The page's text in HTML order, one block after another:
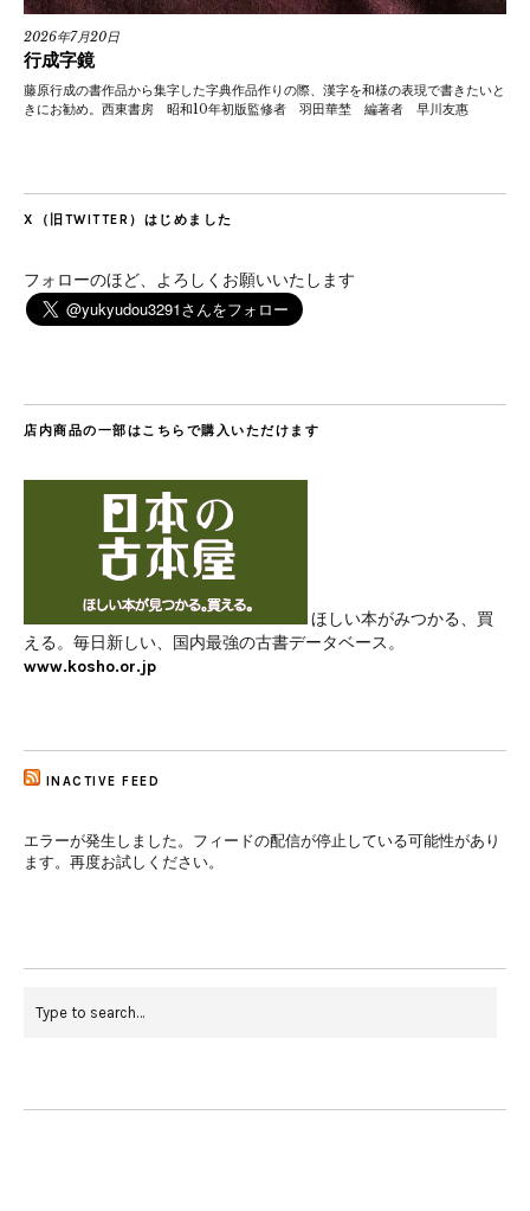
2026年7月20日
行成字鏡
藤原行成の書作品から集字した字典作品作りの際、漢字を和様の表現で書きたいと
きにお勧め。西東書房 昭和10年初版監修者 羽田華埜 編著者 早川友惠
X（旧TWITTER）はじめました
フォローのほど、よろしくお願いいたします
店内商品の一部はこちらで購入いただけます
ほしい本がみつかる、買
える。毎日新しい、国内最強の古書データベース。
www.kosho.or.jp
INACTIVE FEED
エラーが発生しました。フィードの配信が停止している可能性があり
ます。再度お試しください。